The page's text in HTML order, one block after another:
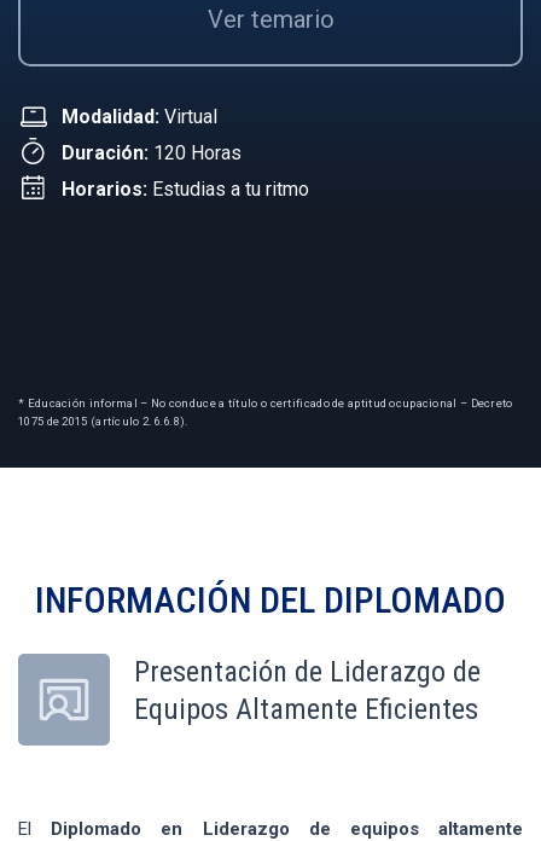
Ver temario
Modalidad: Virtual
Duración: 120 Horas
Horarios: Estudias a tu ritmo
* Educación informal – No conduce a título o certificado de aptitud ocupacional – Decreto
1075 de 2015 (artículo 2.6.6.8).
INFORMACIÓN DEL DIPLOMADO
Presentación de Liderazgo de
Equipos Altamente Eficientes
El Diplomado en Liderazgo de equipos altamente